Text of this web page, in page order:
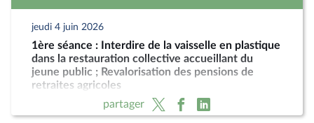
jeudi 4 juin 2026
1ère séance : Interdire de la vaisselle en plastique
dans la restauration collective accueillant du
jeune public ; Revalorisation des pensions de
retraites agricoles
partager